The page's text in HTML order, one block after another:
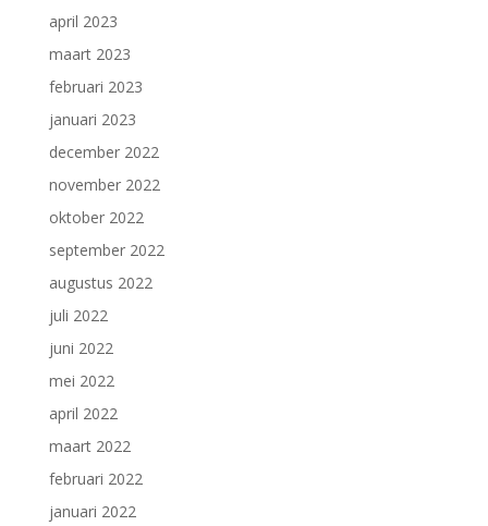
april 2023
maart 2023
februari 2023
januari 2023
december 2022
november 2022
oktober 2022
september 2022
augustus 2022
juli 2022
juni 2022
mei 2022
april 2022
maart 2022
februari 2022
januari 2022